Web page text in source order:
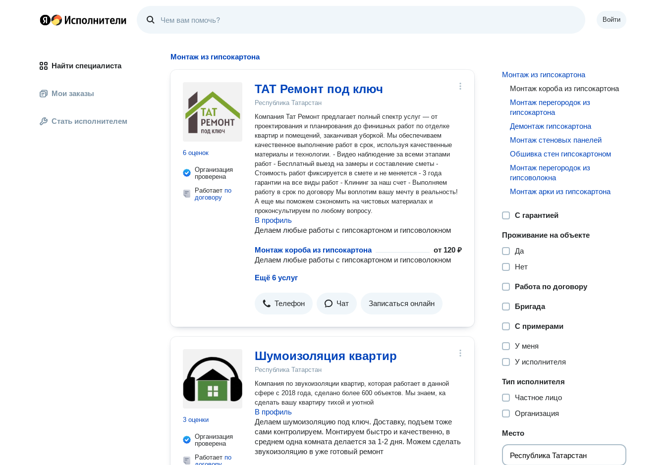
Войти
Найти специалиста
Мои заказы
Стать исполнителем
Монтаж из гипсокартона
6 оценок
Организация
проверена
Работает по
договору
ТАТ Ремонт под ключ
Республика Татарстан
Компания Тат Ремонт предлагает полный спектр услуг — от
проектирования и планирования до финишных работ по отделке
квартир и помещений, заканчивая уборкой. Мы обеспечиваем
качественное выполнение работ в срок, используя качественные
материалы и технологии. - Видео наблюдение за всеми этапами
работ - Бесплатный выезд на замеры и составление сметы -
Стоимость работ фиксируется в смете и не меняется - 3 года
гарантии на все виды работ - Клининг за наш счет - Выполняем
работу в срок по договору Мы воплотим вашу мечту в реальность!
А еще мы поможем сэкономить на чистовых материалах и
проконсультируем по любому вопросу.
В профиль
Делаем любые работы с гипсокартоном и гипсоволокном
Монтаж короба из гипсокартона от 120 ₽
Делаем любые работы с гипсокартоном и гипсоволокном
Ещё 6 услуг
Телефон Чат Записаться онлайн
3 оценки
Организация
проверена
Работает по
Шумоизоляция квартир
Республика Татарстан
Компания по звукоизоляции квартир, которая работает в данной
сфере с 2018 года, сделано более 600 объектов. Мы знаем, ка
сделать вашу квартиру тихой и уютной
В профиль
Делаем шумоизоляцию под ключ. Доставку, подъем тоже
сами контролируем. Монтируем быстро и качественно, в
среднем одна комната делается за 1-2 дня. Можем сделать
звукоизоляцию в уже готовый ремонт
Монтаж из гипсокартона
Монтаж короба из гипсокартона
Монтаж перегородок из
гипсокартона
Демонтаж гипсокартона
Монтаж стеновых панелей
Обшивка стен гипсокартоном
Монтаж перегородок из
гипсоволокна
Монтаж арки из гипсокартона
С гарантией
Проживание на объекте
Да
Нет
Работа по договору
Бригада
С примерами
У меня
У исполнителя
Тип исполнителя
Частное лицо
Организация
Место